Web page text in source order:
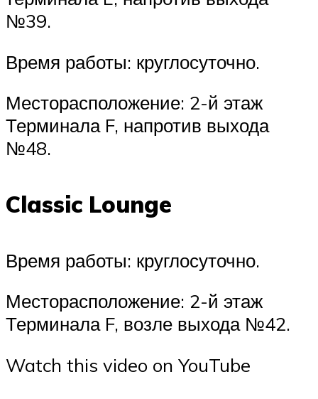
№39.
Время работы: круглосуточно.
Месторасположение: 2-й этаж
Терминала F, напротив выхода
№48.
Classic Lounge
Время работы: круглосуточно.
Месторасположение: 2-й этаж
Терминала F, возле выхода №42.
Watch this video on YouTube